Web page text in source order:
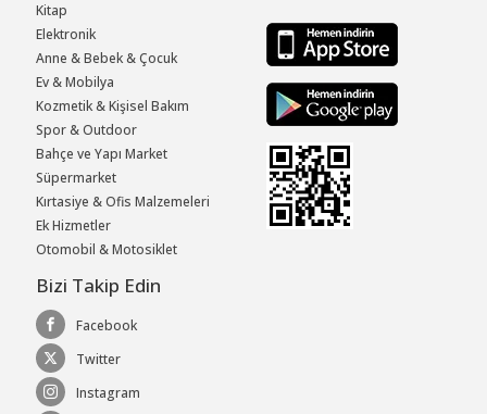
Kitap
Elektronik
Anne & Bebek & Çocuk
Ev & Mobilya
Kozmetik & Kişisel Bakım
Spor & Outdoor
Bahçe ve Yapı Market
Süpermarket
Kırtasiye & Ofis Malzemeleri
Ek Hizmetler
Otomobil & Motosiklet
Bizi Takip Edin
Facebook
Twitter
Instagram